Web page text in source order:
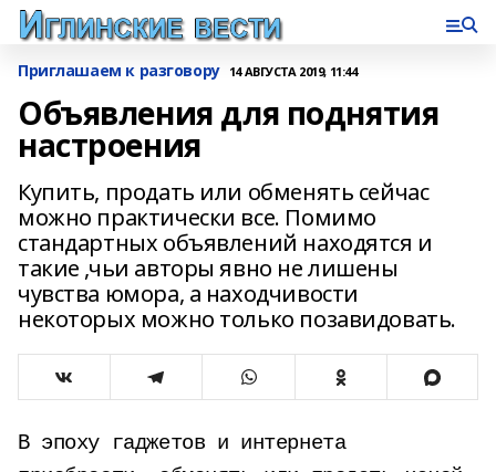
Приглашаем к разговору 14 АВГУСТА 2019, 11:44
Объявления для поднятия
настроения
Купить, продать или обменять сейчас
можно практически все. Помимо
стандартных объявлений находятся и
такие ,чьи авторы явно не лишены
чувства юмора, а находчивости
некоторых можно только позавидовать.
В эпоху гаджетов и интернета